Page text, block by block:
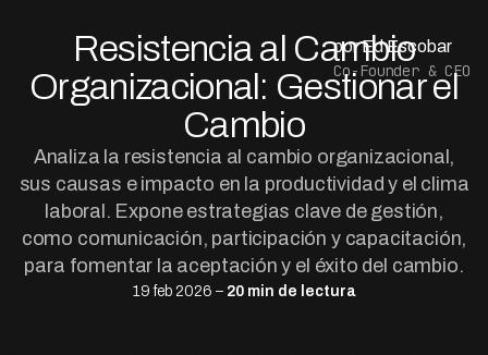
Resistencia al Cambio
Organizacional: Gestionar el
Cambio
Analiza la resistencia al cambio organizacional,
sus causas e impacto en la productividad y el clima
laboral. Expone estrategias clave de gestión,
como comunicación, participación y capacitación,
para fomentar la aceptación y el éxito del cambio.
19 feb 2026 – 20 min de lectura
por Ed Escobar
Co-Founder & CEO